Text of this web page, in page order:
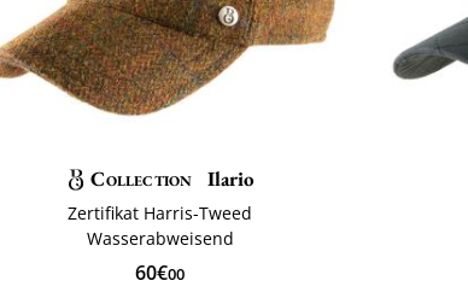
Collection Ilario
Zertifikat Harris-Tweed
Wasserabweisend
60€00